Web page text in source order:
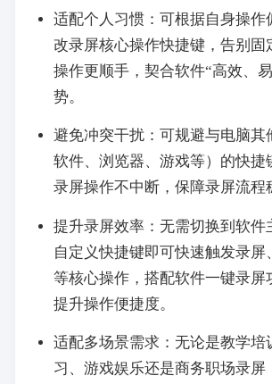
适配个人习惯：可根据自身操作
改录屏核心操作快捷键，告别固
操作更顺手，契合软件“高效、
势。
避免冲突干扰：可规避与电脑其
软件、浏览器、游戏等）的快捷
录屏操作不中断，保障录屏流程
提升录屏效率：无需切换到软件
自定义快捷键即可快速触发录屏
等核心操作，搭配软件一键录屏
提升操作便捷度。
适配多场景需求：无论是教学培
习、游戏娱乐还是商务职场录屏